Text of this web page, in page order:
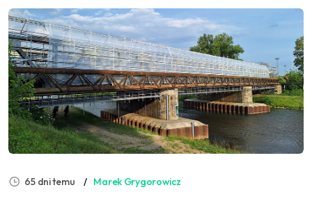
65 dni temu Marek Grygorowicz